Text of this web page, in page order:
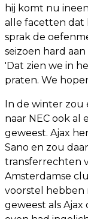
hij komt nu
alle facetten dat
sprak de
seizoen hard
'Dat zien we in
praten. We
In de winter zou
naar NEC ook al
geweest. Ajax
Sano en zou
transferrechten
Amsterdamse
voorstel hebben
geweest als